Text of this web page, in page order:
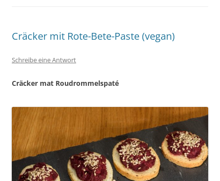
Cräcker mit Rote-Bete-Paste (vegan)
Schreibe eine Antwort
Cräcker mat Roudrommelspaté